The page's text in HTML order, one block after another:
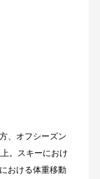
、オフシーズン
。スキーにおけ
おける体重移動